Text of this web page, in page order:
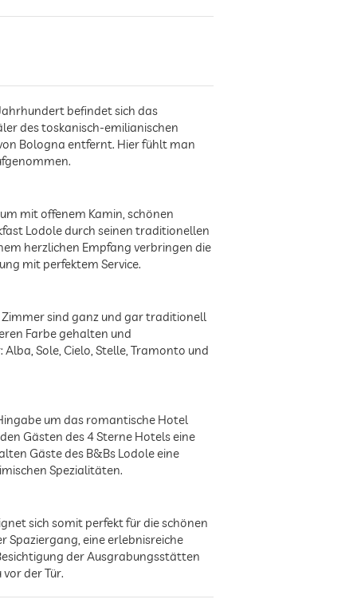
befindet sich das
des toskanisch-emilianischen
Bologna entfernt. Hier fühlt man
mit offenem Kamin, schönen
Lodole durch seinen traditionellen
herzlichen Empfang verbringen die
mit perfektem Service.
sind ganz und gar traditionell
Farbe gehalten und
Sole, Cielo, Stelle, Tramonto und
um das romantische Hotel
Gästen des 4 Sterne Hotels eine
Gäste des B&Bs Lodole eine
Spezialitäten.
sich somit perfekt für die schönen
Spaziergang, eine erlebnisreiche
der Ausgrabungsstätten
der Tür.